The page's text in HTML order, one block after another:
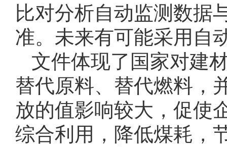
比对分析自动监测数据
准。未来有可能采用自
文件体现了国家对建
替代原料、替代燃料，
放的值影响较大，促使
综合利用，降低煤耗，